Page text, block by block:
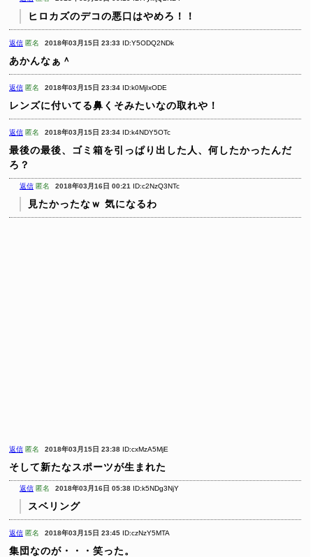
ヒロカズのデコの悪口はやめろ！！
返信 匿名 2018年03月15日 23:33 ID:Y5ODQ2NDk
あかんなぁ＾
返信 匿名 2018年03月15日 23:34 ID:k0MjIxODE
レンズに付いてる鼻くそみたいなの取れや！
返信 匿名 2018年03月15日 23:34 ID:k4NDY5OTc
最後の最後、ゴミ箱を引っぱり出した人、何したかったんだ
ろ？
返信 匿名 2018年03月16日 00:21 ID:c2NzQ3NTc
見たかったなｗ 気になるわ
返信 匿名 2018年03月15日 23:38 ID:cxMzA5MjE
そして新たなスポーツが生まれた
返信 匿名 2018年03月16日 05:38 ID:k5NDg3NjY
スベリング
返信 匿名 2018年03月15日 23:45 ID:czNzY5MTA
集団なのが・・・笑った。